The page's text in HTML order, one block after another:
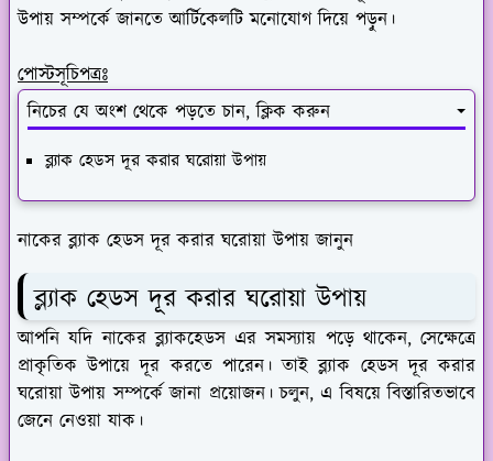
উপায় সম্পর্কে জানতে আর্টিকেলটি মনোযোগ দিয়ে পড়ুন।
পোস্টসূচিপত্রঃ
নিচের যে অংশ থেকে পড়তে চান, ক্লিক করুন
ব্ল্যাক হেডস দূর করার ঘরোয়া উপায়
নাকের ব্ল্যাক হেডস দূর করার ঘরোয়া উপায় জানুন
ব্ল্যাক হেডস দূর করার ঘরোয়া উপায়
আপনি যদি নাকের ব্ল্যাকহেডস এর সমস্যায় পড়ে থাকেন, সেক্ষেত্রে
প্রাকৃতিক উপায়ে দূর করতে পারেন। তাই ব্ল্যাক হেডস দূর করার
ঘরোয়া উপায় সম্পর্কে জানা প্রয়োজন। চলুন, এ বিষয়ে বিস্তারিতভাবে
জেনে নেওয়া যাক।